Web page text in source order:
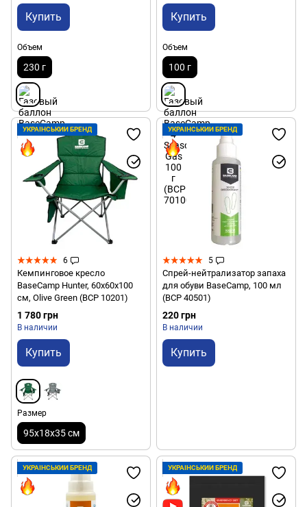
Купить
Объем
230 г
Купить
Объем
100 г
УКРАЇНСЬКИЙ БРЕНД
6
Кемпинговое кресло
BaseCamp Hunter, 60x60x100
см, Olive Green (BCP 10201)
1 780 грн
В наличии
Купить
Размер
95х18х35 см
УКРАЇНСЬКИЙ БРЕНД
5
Спрей-нейтрализатор запаха
для обуви BaseCamp, 100 мл
(BCP 40501)
220 грн
В наличии
Купить
УКРАЇНСЬКИЙ БРЕНД УКРАЇНСЬКИЙ БРЕНД